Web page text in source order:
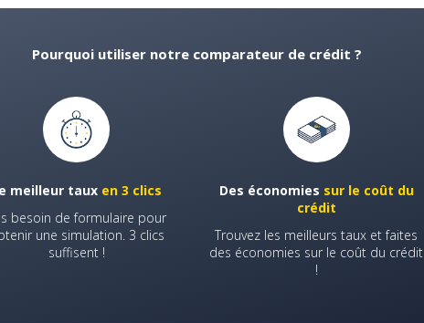
Pourquoi utiliser notre comparateur de crédit ?
meilleur taux en 3 clics
besoin de formulaire pour
une simulation. 3 clics
suffisent !
Des économies sur le coût du
crédit
Trouvez les meilleurs taux et faites
des économies sur le coût du crédit
!